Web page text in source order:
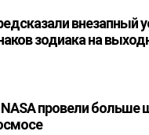
внезапный
зодиака на
провели больше